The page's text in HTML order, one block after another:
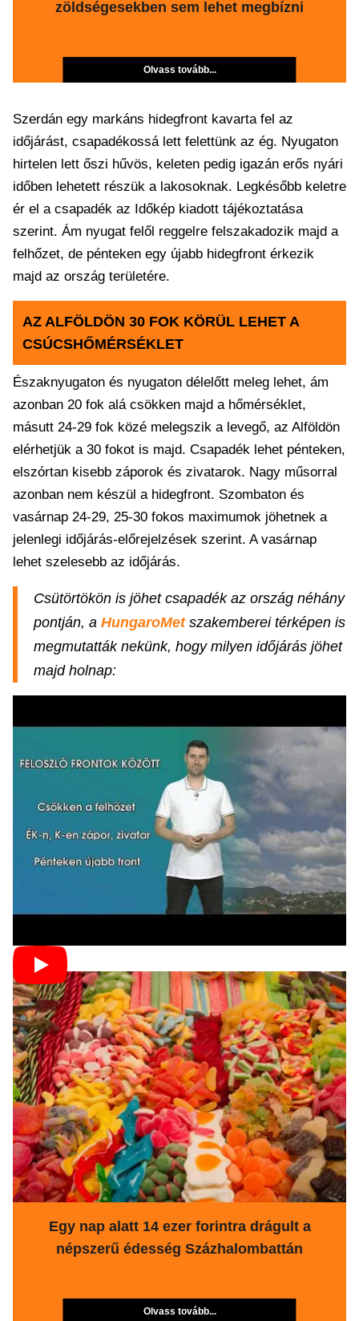
zöldségesekben sem lehet megbízni
Olvass tovább...
Szerdán egy markáns hidegfront kavarta fel az
időjárást, csapadékossá lett felettünk az ég. Nyugaton
hirtelen lett őszi hűvös, keleten pedig igazán erős nyári
időben lehetett részük a lakosoknak. Legkésőbb keletre
ér el a csapadék az Időkép kiadott tájékoztatása
szerint. Ám nyugat felől reggelre felszakadozik majd a
felhőzet, de pénteken egy újabb hidegfront érkezik
majd az ország területére.
AZ ALFÖLDÖN 30 FOK KÖRÜL LEHET A
CSÚCSHŐMÉRSÉKLET
Északnyugaton és nyugaton délelőtt meleg lehet, ám
azonban 20 fok alá csökken majd a hőmérséklet,
másutt 24-29 fok közé melegszik a levegő, az Alföldön
elérhetjük a 30 fokot is majd. Csapadék lehet pénteken,
elszórtan kisebb záporok és zivatarok. Nagy műsorral
azonban nem készül a hidegfront. Szombaton és
vasárnap 24-29, 25-30 fokos maximumok jöhetnek a
jelenlegi időjárás-előrejelzések szerint. A vasárnap
lehet szelesebb az időjárás.
Csütörtökön is jöhet csapadék az ország néhány
pontján, a HungaroMetszakemberei térképen is
megmutatták nekünk, hogy milyen időjárás jöhet
majd holnap:
Egy nap alatt 14 ezer forintra drágult a
népszerű édesség Százhalombattán
Olvass tovább...